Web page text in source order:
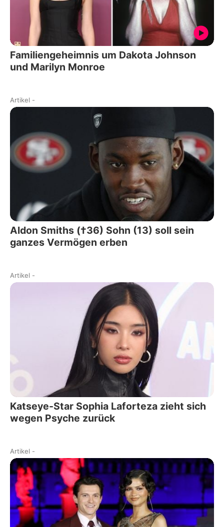
Familiengeheimnis um Dakota Johnson
und Marilyn Monroe
Artikel -
Aldon Smiths (†36) Sohn (13) soll sein
ganzes Vermögen erben
Artikel -
Katseye-Star Sophia Laforteza zieht sich
wegen Psyche zurück
Artikel -